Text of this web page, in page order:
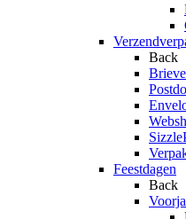
Back
Feestdagen
Back